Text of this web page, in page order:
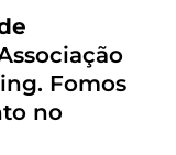
Fomos
no